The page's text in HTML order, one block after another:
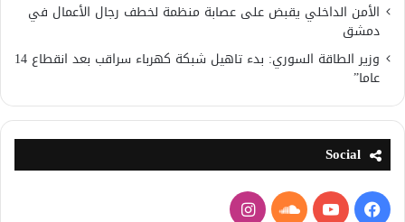
الأمن الداخلي يقبض على عصابة منظمة لخطف رجال الأعمال في
دمشق
وزير الطاقة السوري: بدء تاهيل شبكة كهرباء سراقب بعد انقطاع 14
عاما”
Social
فيسبوكيوتيوبساوندانستقرام